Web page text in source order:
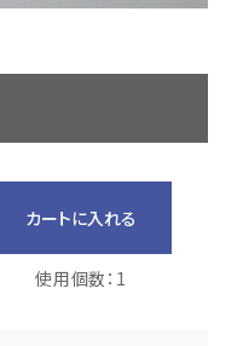
カートに入れる
使用個数：1